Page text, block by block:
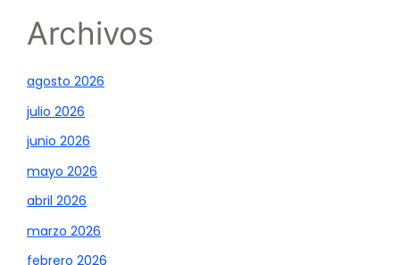
Archivos
agosto 2026
julio 2026
junio 2026
mayo 2026
abril 2026
marzo 2026
febrero 2026